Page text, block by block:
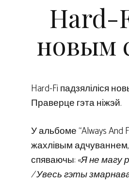
Hard-
новым
Hard-Fi падзяліліся
Праверце гэта ніжэй.
У альбоме “Always And
жахлівым
спяваючы: «Я не магу
/ Увесь гэты